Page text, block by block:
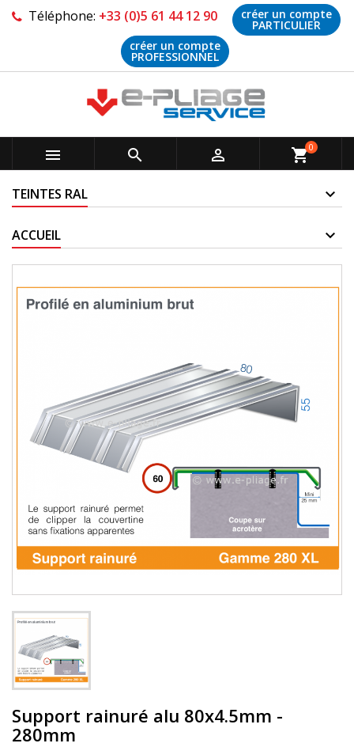
Téléphone: +33 (0)5 61 44 12 90 créer un compte
PARTICULIER
créer un compte
PROFESSIONNEL
   shopping_cart0
TEINTES RAL
ACCUEIL
Support rainuré alu 80x4.5mm -
280mm